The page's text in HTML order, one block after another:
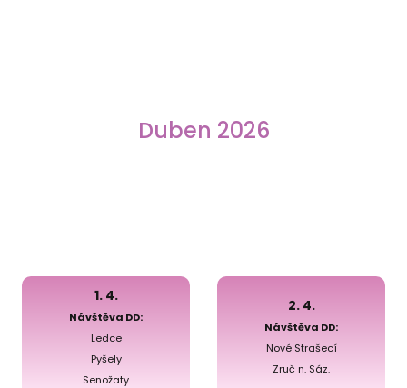
Duben 2026
1. 4.
Návštěva DD:
Ledce
Pyšely
Senožaty
2. 4.
Návštěva DD:
Nové Strašecí
Zruč n. Sáz.